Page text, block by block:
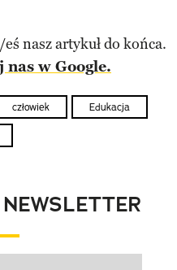
nasz artykuł do końca.
nas w Google.
człowiek Edukacja